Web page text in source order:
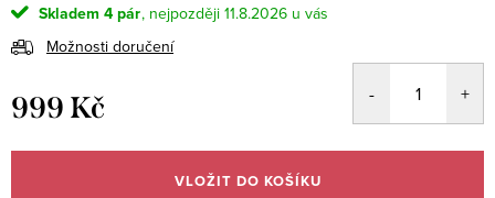
Skladem 4 pár
11.8.2026
Možnosti doručení
999 Kč
cena:
VLOŽIT DO KOŠÍKU